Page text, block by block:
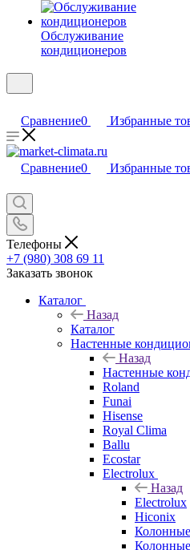
Обслуживание
кондиционеров
Сравнение0 Избранные
Сравнение0 Избранные
Телефоны
+7 (980) 308 69 11
Заказать звонок
Каталог
Назад
Каталог
Настенные
Назад
Настенные
Roland
Funai
Hisense
Royal Clima
Ballu
Ecostar
Electrolux
Назад
Electrolux
Hiconix